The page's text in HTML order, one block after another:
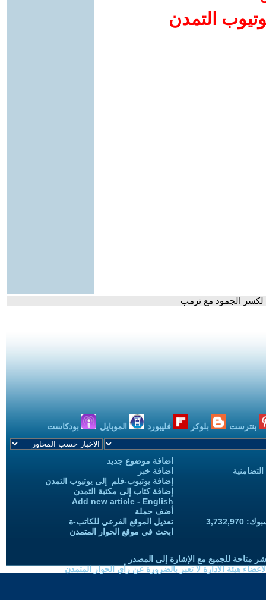
التمدن
بنترست بلوكر فليبورد الموبايل بودكاست
اضافة موضوع جديد
اضافة خبر
إضافة يوتيوب-فلم إلى يوتيوب التمدن
إضافة كتاب إلى مكتبة التمدن
Add new article - English
أضف حملة
تعديل الموقع الفرعي للكاتب-ة
ابحث في موقع الحوار المتمدن
متاحة للجميع مع الإشارة إلى المصدر
هيئة الادارة لا تعبر بالضرورة عن رأي الحوار المتمدن